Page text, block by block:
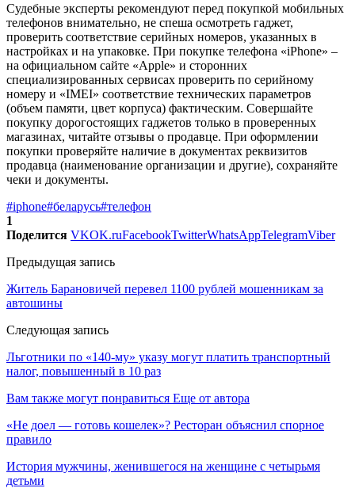
Судебные эксперты рекомендуют перед покупкой мобильных
телефонов внимательно, не спеша осмотреть гаджет,
проверить соответствие серийных номеров, указанных в
настройках и на упаковке. При покупке телефона «iPhone» –
на официальном сайте «Apple» и сторонних
специализированных сервисах проверить по серийному
номеру и «IMEI» соответствие технических параметров
(объем памяти, цвет корпуса) фактическим. Совершайте
покупку дорогостоящих гаджетов только в проверенных
магазинах, читайте отзывы о продавце. При оформлении
покупки проверяйте наличие в документах реквизитов
продавца (наименование организации и другие), сохраняйте
чеки и документы.
#iphone#беларусь#телефон
1
Поделится VKOK.ruFacebookTwitterWhatsAppTelegramViber
Предыдущая запись
Житель Барановичей перевел 1100 рублей мошенникам за
автошины
Следующая запись
Льготники по «140-му» указу могут платить транспортный
налог, повышенный в 10 раз
Вам также могут понравиться Еще от автора
«Не доел — готовь кошелек»? Ресторан объяснил спорное
правило
История мужчины, женившегося на женщине с четырьмя
детьми